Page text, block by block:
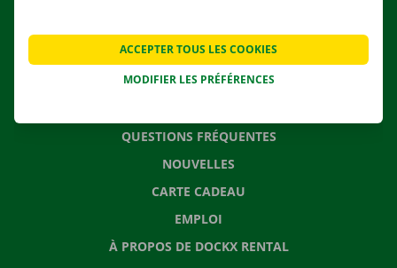
QUESTIONS FRÉQUENTES
NOUVELLES
CARTE CADEAU
EMPLOI
À PROPOS DE DOCKX RENTAL
MODIFIER LES PRÉFÉRENCES
ACCEPTER TOUS LES COOKIES